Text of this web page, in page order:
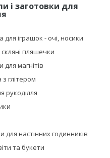
і заготовки для
для іграшок - очі, носики
пляшечки
для магнітів
глітером
рукоділля
для настінних годинників
та букети